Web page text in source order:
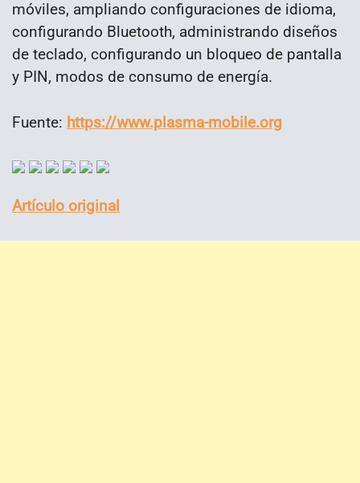
móviles, ampliando configuraciones de idioma,
configurando Bluetooth, administrando diseños
de teclado, configurando un bloqueo de pantalla
y PIN, modos de consumo de energía.
Fuente: https://www.plasma-mobile.org
Artículo original